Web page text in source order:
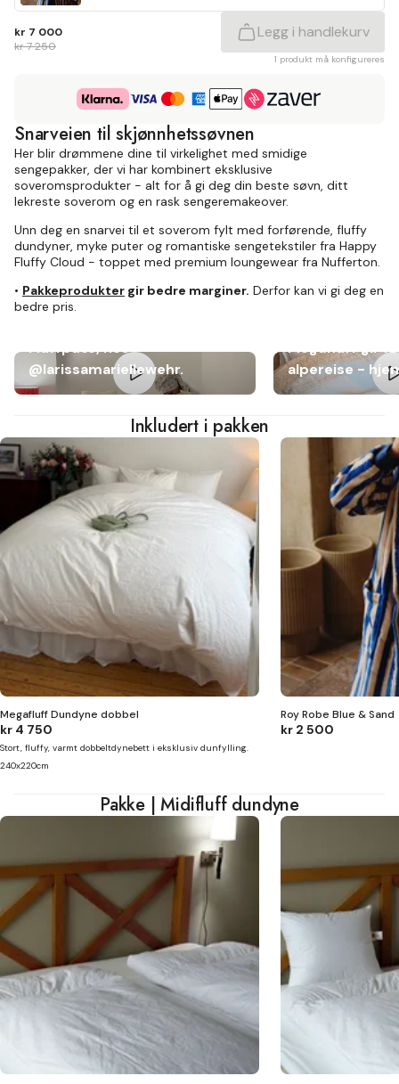
kr 7 000
kr 7 250
Legg i handlekurv
1 produkt må konfigureres
Snarveien til skjønnhetssøvnen
Her blir drømmene dine til virkelighet med smidige
sengepakker, der vi har kombinert eksklusive
soveromsprodukter - alt for å gi deg din beste søvn, ditt
lekreste soverom og en rask sengeremakeover.
Unn deg en snarvei til et soverom fylt med forførende, fluffy
dundyner, myke puter og romantiske sengetekstiler fra Happy
Fluffy Cloud - toppet med premium loungewear fra Nufferton.
• Pakkeprodukter gir bedre marginer. Derfor kan vi gi deg en
bedre pris.
Fluffpute, hos
@larissamariellewehr.
Megafluff gir
alpereise -
Inkludert i pakken
Megafluff Dundyne dobbel
kr 4 750
Stort, fluffy, varmt dobbeltdynebett i eksklusiv dunfylling.
240x220cm
Roy Robe Blue & Sand
kr 2 500
Pakke | Midifluff dundyne